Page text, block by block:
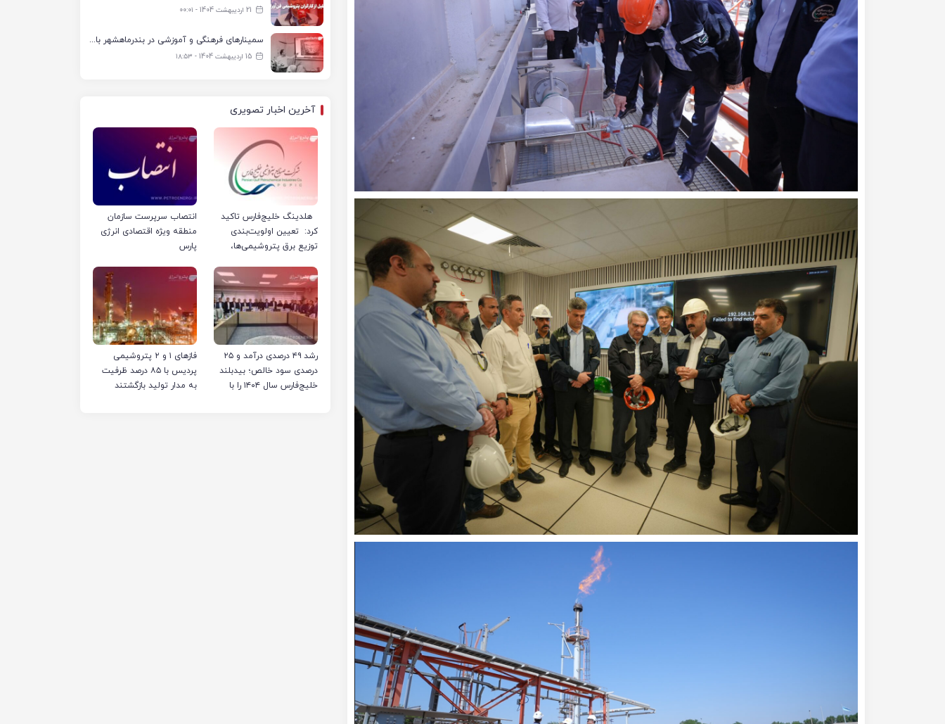
21 اردیبهشت 1404 - ۰۰:۰۱
سمینارهای فرهنگی و آموزشی در بندرماهشهر با همکاری فرهنگ‌سرای پتروشیمی مارون
15 اردیبهشت 1404 - ۱۸:۵۳
آخرین اخبار تصویری
هلدینگ خلیج‌فارس تاکید
کرد: تعیین اولویت‌بندی
توزیع برق پتروشیمی‌ها،
پتروشیمی ایران است
انتصاب سرپرست سازمان
منطقه ویژه اقتصادی انرژی
پارس
رشد ۴۹ درصدی درآمد و ۲۵
درصدی سود خالص؛ بیدبلند
خلیج‌فارس سال ۱۴۰۴ را با
فازهای ۱ و ۲ پتروشیمی
پردیس با ۸۵ درصد ظرفیت
به مدار تولید بازگشتند